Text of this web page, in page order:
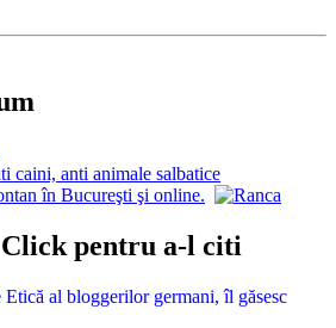
pentru a-l citi